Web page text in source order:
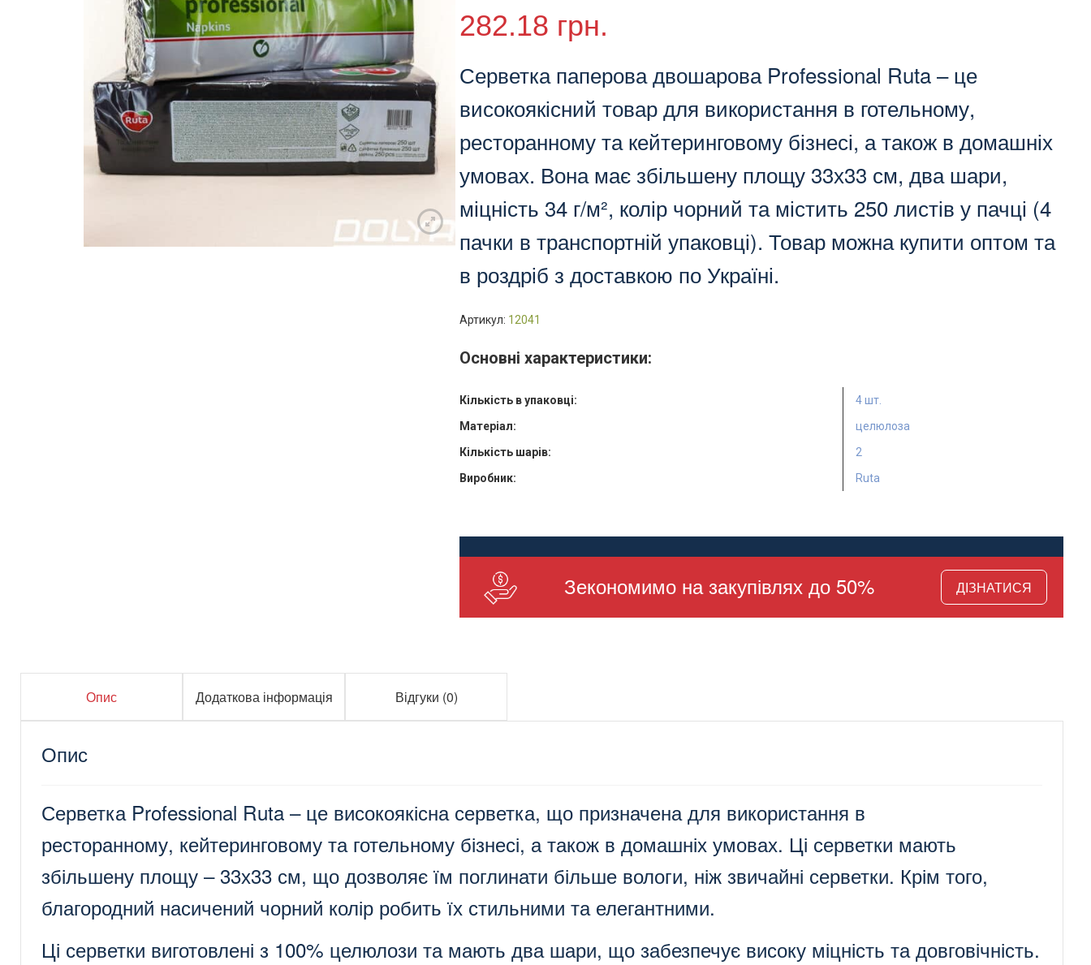
Ruta,
см,
чорна,
250л
пак),
кількість
282.18 грн.
Серветка паперова двошарова Professional Ruta – це
високоякісний товар для використання в готельному,
ресторанному та кейтеринговому бізнесі, а також в домашніх
умовах. Вона має збільшену площу 33х33 см, два шари,
міцність 34 г/м², колір чорний та містить 250 листів у пачці (4
пачки в транспортній упаковці). Товар можна купити оптом та
в роздріб з доставкою по Україні.
Артикул: 12041
Основні характеристики:
Кількість в упаковці:
4 шт.
Матеріал:
целюлоза
Кількість шарів:
2
Виробник:
Ruta
Зекономимо на закупівлях до 50% ДІЗНАТИСЯ
Опис Додаткова інформація Відгуки (0)
Опис
Серветка Professional Ruta – це високоякісна серветка, що призначена для використання в
ресторанному, кейтеринговому та готельному бізнесі, а також в домашніх умовах. Ці серветки мають
збільшену площу – 33х33 см, що дозволяє їм поглинати більше вологи, ніж звичайні серветки. Крім того,
благородний насичений чорний колір робить їх стильними та елегантними.
Ці серветки виготовлені з 100% целюлози та мають два шари, що забезпечує високу міцність та довговічність.